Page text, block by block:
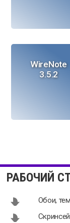
WireNote
3.5.2
4.1.4100
РАБОЧИЙ
Обои,